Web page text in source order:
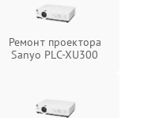
Ремонт проектора
Sanyo PLC-XU300